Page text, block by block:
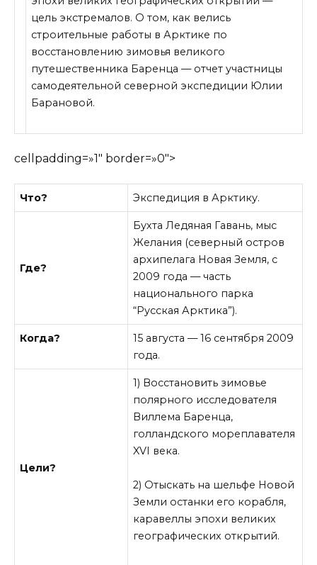
цель экстремалов. О том, как велись
строительные работы в Арктике по
восстановлению зимовья великого
путешественника Баренца — отчет участницы
самодеятельной северной экспедиции Юлии
Барановой.
cellpadding=»1″ border=»0″>
Что? Экспедиция в Арктику.
Где?
Бухта Ледяная Гавань, мыс
Желания (северный остров
архипелага Новая Земля, с
2009 года — часть
национального парка
“Русская Арктика”).
Когда?
15 августа — 16 сентября 2009
года.
Цели?
1) Восстановить зимовье
полярного исследователя
Виллема Баренца,
голландского мореплавателя
XVI века.
2) Отыскать на шельфе Новой
Земли останки его корабля,
каравеллы эпохи великих
географических открытий.